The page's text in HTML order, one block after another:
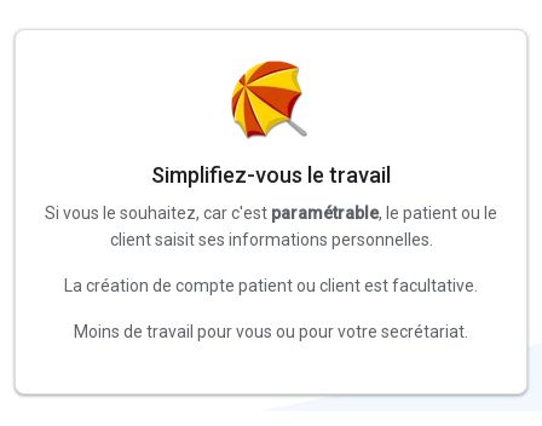
Simplifiez-vous le travail
Si vous le souhaitez, car c'est paramétrable, le patient ou le
client saisit ses informations personnelles.
La création de compte patient ou client est facultative.
Moins de travail pour vous ou pour votre secrétariat.